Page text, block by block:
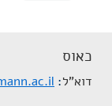
כאוס
דוא"ל